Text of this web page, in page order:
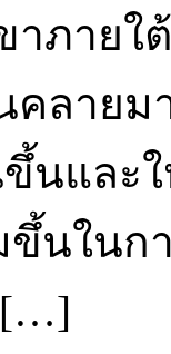
าภาย
คลายม
นและใ
นในก
[…]